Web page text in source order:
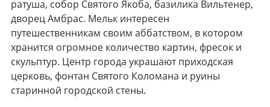
ратуша, собор Святого Якоба, базилика Вильтенер,
дворец Амбрас. Мельк интересен
путешественникам своим аббатством, в котором
хранится огромное количество картин, фресок и
скульптур. Центр города украшают приходская
церковь, фонтан Святого Коломана и руины
старинной городской стены.